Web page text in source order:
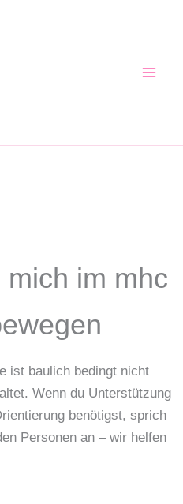
im mhc
ist baulich bedingt nicht
Wenn du Unterstützung
benötigst, sprich
Personen an – wir helfen